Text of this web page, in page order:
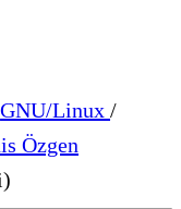
GNU/Linux /
Özgen